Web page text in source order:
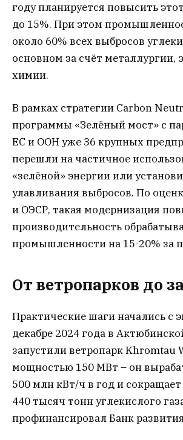
году планируется повысить
до 15%. При этом
около 60% всех выбросов
основном за счёт металлургии,
химии.
В рамках стратегии Carbon
программы «Зелёный мост» с
ЕС и ООН уже 36 крупных
перешли на частичное
«зелёной» энергии или
улавливания выбросов. По
и ОЭСР, такая модернизация
производительность
промышленности на 15-20% за
От ветропарков до
Практические шаги начались с
декабре 2024 года в
запустили ветропарк Khromtau
мощностью 150 МВт – он
500 млн кВт/ч в год и
440 тысяч тонн углекислого
профинансировал Банк